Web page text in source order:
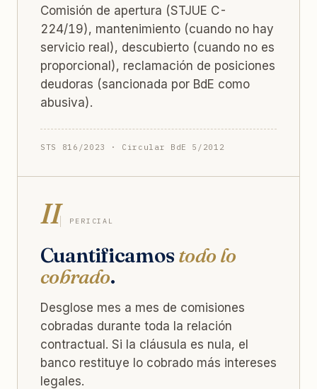
Comisión de apertura (STJUE C-
224/19), mantenimiento (cuando no hay
servicio real), descubierto (cuando no es
proporcional), reclamación de posiciones
deudoras (sancionada por BdE como
abusiva).
STS 816/2023 · Circular BdE 5/2012
II PERICIAL
Cuantificamostodo lo
cobrado.
Desglose mes a mes de comisiones
cobradas durante toda la relación
contractual. Si la cláusula es nula, el
banco restituye lo cobrado más intereses
legales.